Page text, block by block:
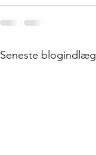
Seneste blogindlæg